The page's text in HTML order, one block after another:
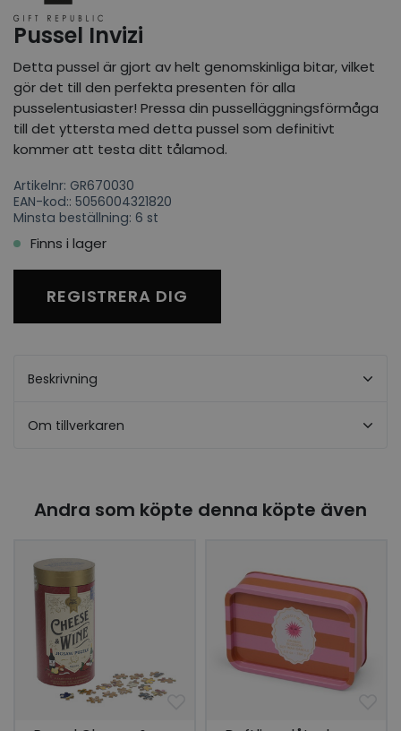
Pussel Invizi
Detta pussel är gjort av helt genomskinliga bitar, vilket
gör det till den perfekta presenten för alla
pusselentusiaster! Pressa din pusselläggningsförmåga
till det yttersta med detta pussel som definitivt
kommer att testa ditt tålamod.
Artikelnr: GR670030
EAN-kod:: 5056004321820
Minsta beställning: 6 st
Finns i lager
REGISTRERA DIG
Beskrivning
Om tillverkaren
Andra som köpte denna köpte även